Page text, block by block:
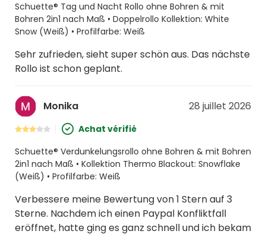
Schuette® Tag und Nacht Rollo ohne Bohren & mit
Bohren 2in1 nach Maß • Doppelrollo Kollektion: White
Snow (Weiß) • Profilfarbe: Weiß
Sehr zufrieden, sieht super schön aus. Das nächste
Rollo ist schon geplant.
Monika 28 juillet 2026
Achat vérifié
Schuette® Verdunkelungsrollo ohne Bohren & mit Bohren
2in1 nach Maß • Kollektion Thermo Blackout: Snowflake
(Weiß) • Profilfarbe: Weiß
Verbessere meine Bewertung von 1 Stern auf 3
Sterne. Nachdem ich einen Paypal Konfliktfall
eröffnet, hatte ging es ganz schnell und ich bekam